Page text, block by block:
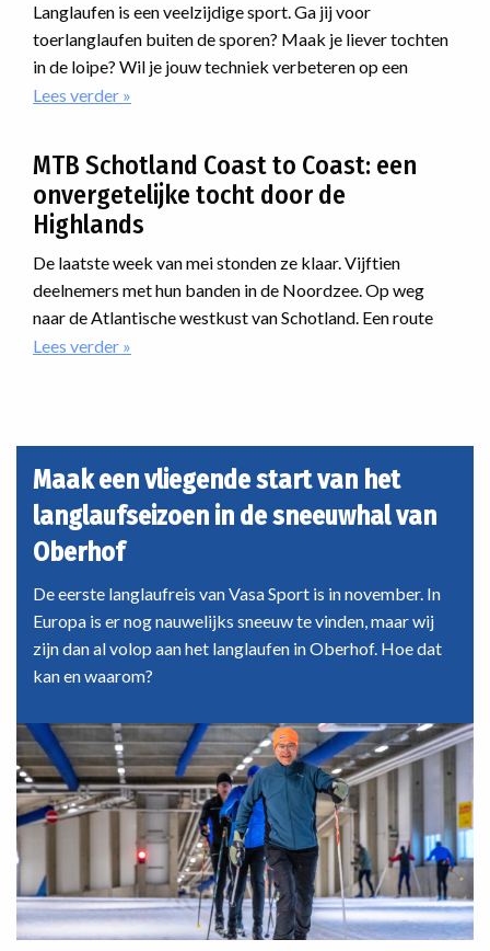
mtb-
avontuur
Langlaufen is een veelzijdige sport. Ga jij voor
toerlanglaufen buiten de sporen? Maak je liever tochten
in de loipe? Wil je jouw techniek verbeteren op een
cursus? Of ga je meedoen met een marathon? Voor
Lees verder over
MTB Schotland Coast to Coast: een
onvergetelijke tocht door de
Highlands
De laatste week van mei stonden ze klaar. Vijftien
deelnemers met hun banden in de Noordzee. Op weg
naar de Atlantische westkust van Schotland. Een route
dwars door de Highlands. Onherbergzaam, ruige natuur,
Lees verder over
to
Coast:
een
onvergetelijke
tocht
door
de
Highlands
Maak een vliegende start van het
langlaufseizoen in de sneeuwhal van
Oberhof
De eerste langlaufreis van Vasa Sport is in november. In
Europa is er nog nauwelijks sneeuw te vinden, maar wij
zijn dan al volop aan het langlaufen in Oberhof. Hoe dat
kan en waarom?